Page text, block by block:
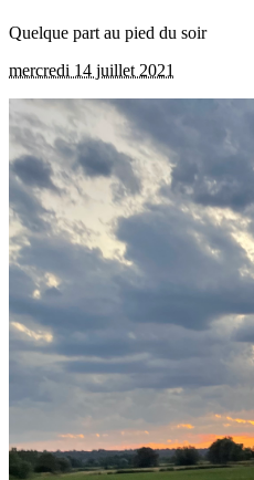
Quelque part au pied du soir
mercredi 14 juillet 2021